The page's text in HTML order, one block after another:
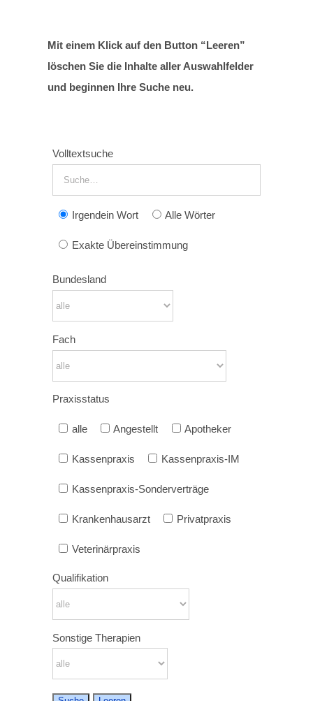
Mit einem Klick auf den Button “Leeren”
löschen Sie die Inhalte aller Auswahlfelder
und beginnen Ihre Suche neu.
Volltextsuche
Irgendein Wort Alle Wörter
Exakte Übereinstimmung
Bundesland
Fach
Praxisstatus
alle Angestellt Apotheker
Kassenpraxis Kassenpraxis-IM
Kassenpraxis-Sonderverträge
Krankenhausarzt Privatpraxis
Veterinärpraxis
Qualifikation
Sonstige Therapien